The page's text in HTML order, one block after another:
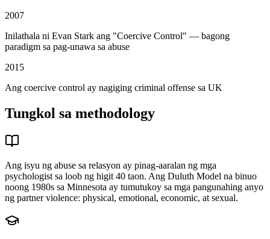
2007
Inilathala ni Evan Stark ang "Coercive Control" — bagong
paradigm sa pag-unawa sa abuse
2015
Ang coercive control ay nagiging criminal offense sa UK
Tungkol sa methodology
Ang isyu ng abuse sa relasyon ay pinag-aaralan ng mga
psychologist sa loob ng higit 40 taon. Ang Duluth Model na binuo
noong 1980s sa Minnesota ay tumutukoy sa mga pangunahing anyo
ng partner violence: physical, emotional, economic, at sexual.